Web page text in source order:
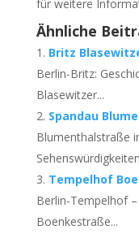
für weitere
Ähnliche
Britz
Berlin-Britz:
Blasewitzer...
Spandau
Blumenthalstraße
Tempelhof
Berlin-Tempelhof
Boenkestraße...